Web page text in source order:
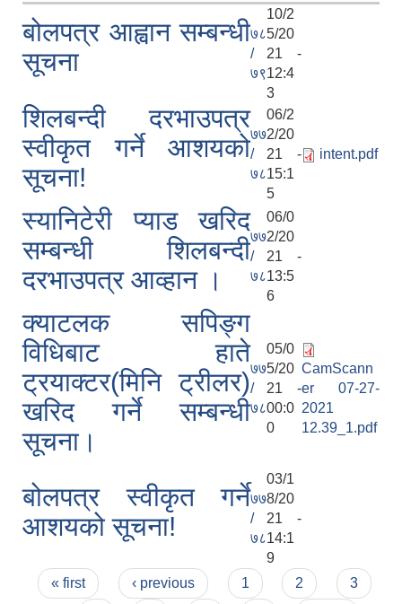
बोलपत्र आह्वान सम्बन्धी
सूचना
७८
/
७९
10/2
5/20
21 -
12:4
3
शिलबन्दी दरभाउपत्र
स्वीकृत गर्ने आशयको
सूचना!
७७
/
७८
06/2
2/20
21 -
15:1
5
intent.pdf
स्यानिटेरी प्याड खरिद
सम्बन्धी शिलबन्दी
दरभाउपत्र आव्हान ।
७७
/
७८
06/0
2/20
21 -
13:5
6
क्याटलक सपिङ्ग
विधिबाट हाते
ट्रयाक्टर(मिनि ट्रीलर)
खरिद गर्ने सम्बन्धी
सूचना।
७७
/
७८
05/0
5/20
21 -
00:0
0
CamScann
er 07-27-
2021
12.39_1.pdf
बोलपत्र स्वीकृत गर्ने
आशयको सूचना!
७७
/
७८
03/1
8/20
21 -
14:1
9
Pages
« first ‹ previous 1 2
3